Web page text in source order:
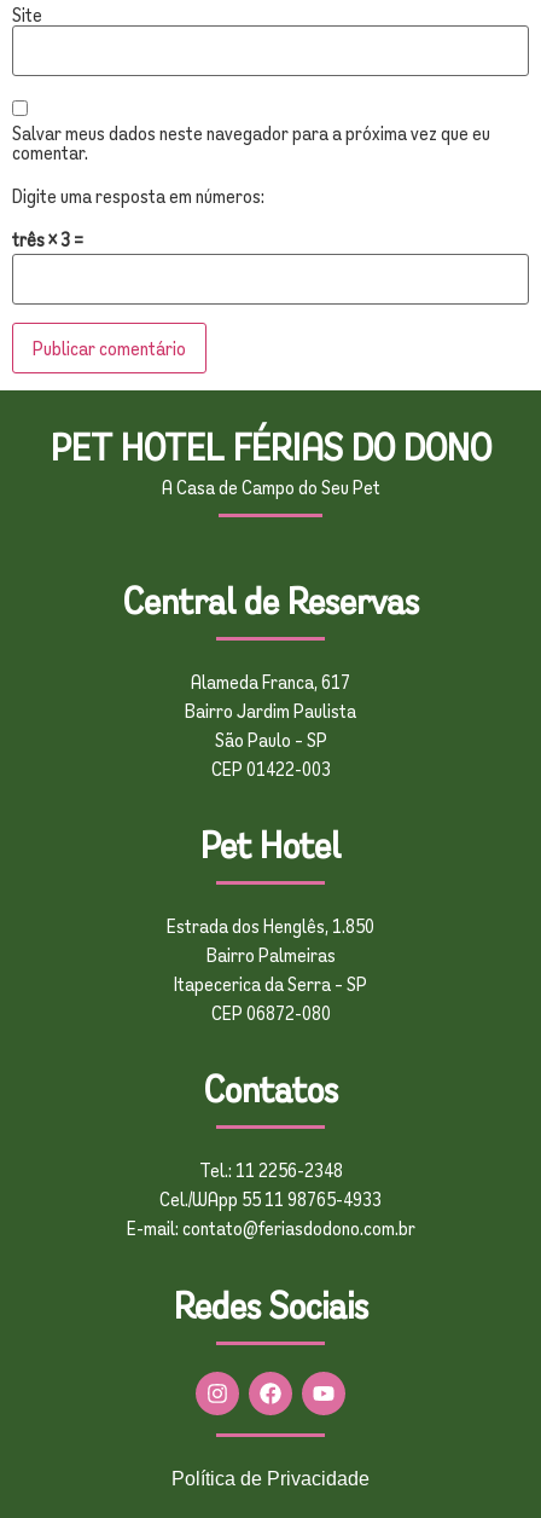
Site
Salvar meus dados neste navegador para a próxima vez que eu
comentar.
Digite uma resposta em números:
três × 3 =
PET HOTEL FÉRIAS DO DONO
A Casa de Campo do Seu Pet
Central de Reservas
Alameda Franca, 617
Bairro Jardim Paulista
São Paulo – SP
CEP 01422-003
Pet Hotel
Estrada dos Henglês, 1.850
Bairro Palmeiras
Itapecerica da Serra – SP
CEP 06872-080
Contatos
Tel.: 11 2256-2348
Cel./WApp 55 11 98765-4933
E-mail: contato@feriasdodono.com.br
Redes Sociais
Política de Privacidade